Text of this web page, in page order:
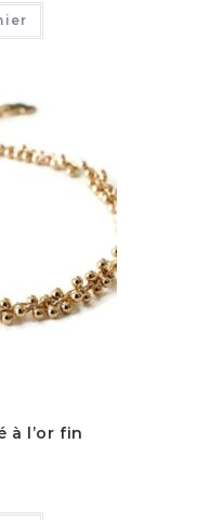
à l’or fin